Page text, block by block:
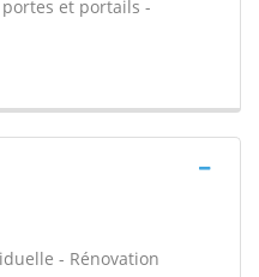
et portails -
- Rénovation